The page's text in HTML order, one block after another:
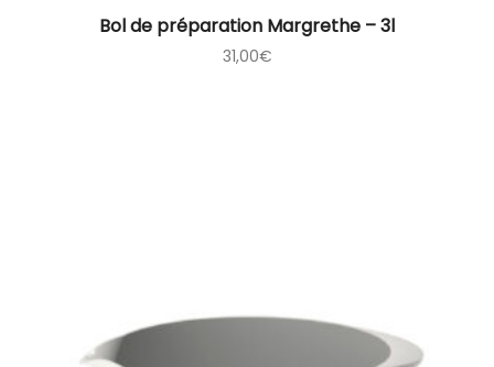
Bol de préparation Margrethe – 3l
31,00€